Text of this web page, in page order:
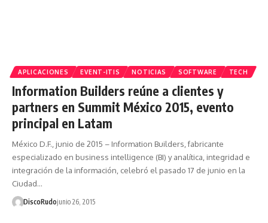
APLICACIONES EVENT-ITIS NOTICIAS SOFTWARE TECH
Information Builders reúne a clientes y
partners en Summit México 2015, evento
principal en Latam
México D.F., junio de 2015 – Information Builders, fabricante
especializado en business intelligence (BI) y analítica, integridad e
integración de la información, celebró el pasado 17 de junio en la
Ciudad…
DiscoRudojunio 26, 2015